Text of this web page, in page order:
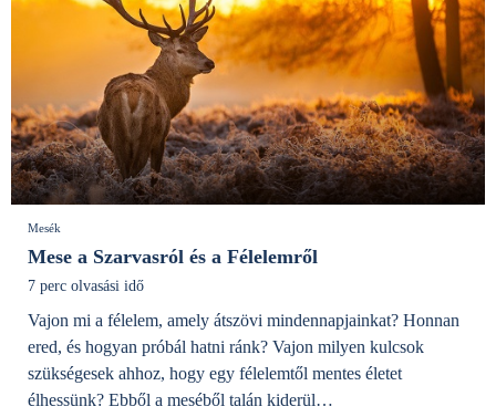
Mesék
Mese a Szarvasról és a Félelemről
7 perc olvasási idő
Vajon mi a félelem, amely átszövi mindennapjainkat? Honnan
ered, és hogyan próbál hatni ránk? Vajon milyen kulcsok
szükségesek ahhoz, hogy egy félelemtől mentes életet
élhessünk? Ebből a meséből talán kiderül…